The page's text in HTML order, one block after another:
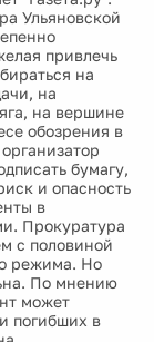
Ульяновской
привлечь
на
на
на вершине
обозрения в
бумагу,
и опасность
в
Прокуратура
с половиной
режима. Но
По мнению
может
погибших в